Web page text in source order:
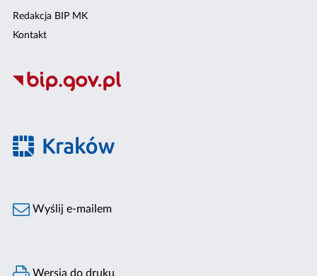
Redakcja BIP MK
Kontakt
Wyślij e-mailem
Wersja do druku